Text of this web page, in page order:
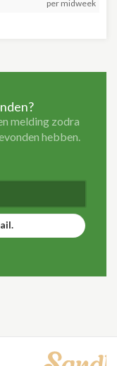
per midweek
melding zodra
hebben.